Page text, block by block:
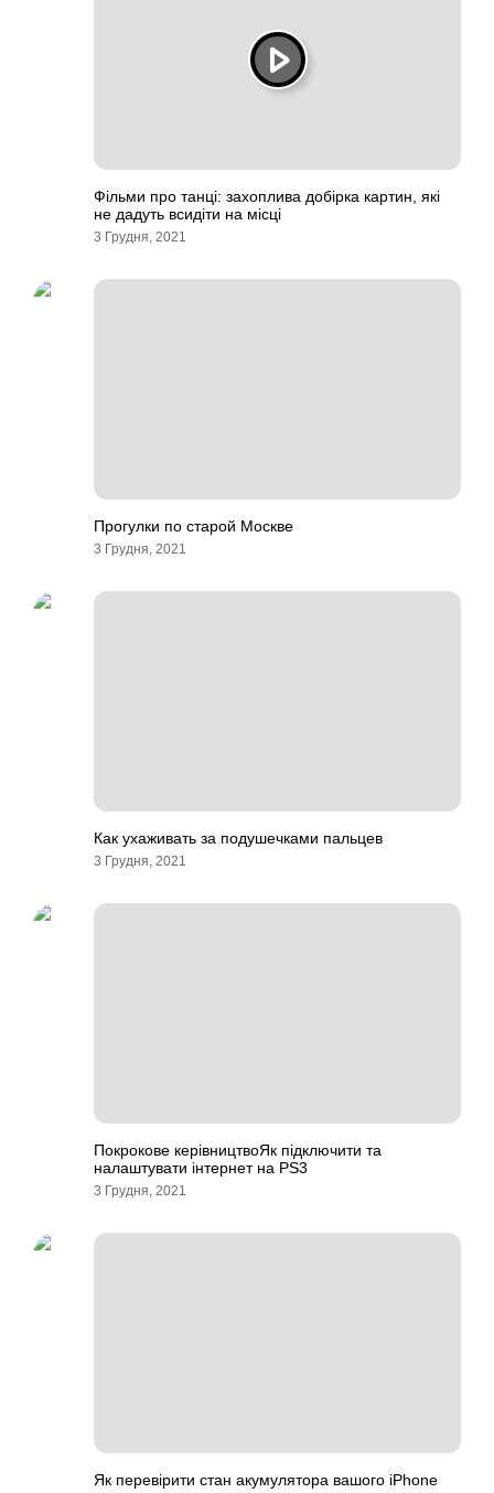
Фільми про танці: захоплива добірка картин, які
не дадуть всидіти на місці
3 Грудня, 2021
Прогулки по старой Москве
3 Грудня, 2021
Как ухаживать за подушечками пальцев
3 Грудня, 2021
Покрокове керівництвоЯк підключити та
налаштувати інтернет на PS3
3 Грудня, 2021
Як перевірити стан акумулятора вашого iPhone